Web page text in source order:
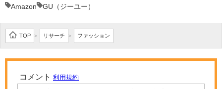
Amazon GU（ジーユー）
TOP > リサーチ > ファッション